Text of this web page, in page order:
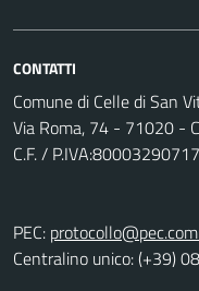
CONTATTI
Comune di Celle di San
Via Roma, 74 - 71020 -
C.F. /
PEC:
Centralino unico: (+39)